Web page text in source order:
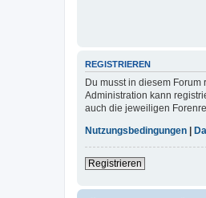
REGISTRIEREN
Du musst in diesem
Administration kann
auch die jeweiligen
Nutzungsbedingungen
Registrieren